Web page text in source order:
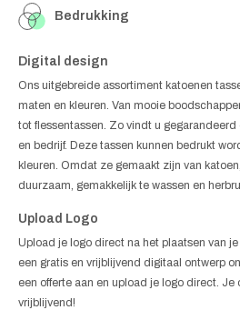
Bedrukking
Digital design
Ons uitgebreide assortiment katoenen
maten en kleuren. Van mooie
tot flessentassen. Zo vindt u
en bedrijf. Deze tassen kunnen bedrukt
kleuren. Omdat ze gemaakt zijn van
duurzaam, gemakkelijk te wassen en
Upload Logo
Upload je logo direct na het plaatsen van
een gratis en vrijblijvend digitaal ontwerp
een offerte aan en upload je logo direct. Je
vrijblijvend!